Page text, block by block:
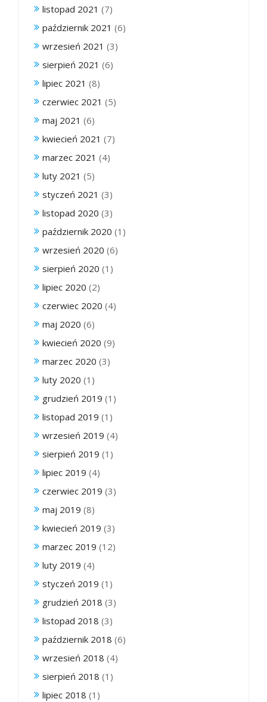
listopad 2021 (7)
październik 2021 (6)
wrzesień 2021 (3)
sierpień 2021 (6)
lipiec 2021 (8)
czerwiec 2021 (5)
maj 2021 (6)
kwiecień 2021 (7)
marzec 2021 (4)
luty 2021 (5)
styczeń 2021 (3)
listopad 2020 (3)
październik 2020 (1)
wrzesień 2020 (6)
sierpień 2020 (1)
lipiec 2020 (2)
czerwiec 2020 (4)
maj 2020 (6)
kwiecień 2020 (9)
marzec 2020 (3)
luty 2020 (1)
grudzień 2019 (1)
listopad 2019 (1)
wrzesień 2019 (4)
sierpień 2019 (1)
lipiec 2019 (4)
czerwiec 2019 (3)
maj 2019 (8)
kwiecień 2019 (3)
marzec 2019 (12)
luty 2019 (4)
styczeń 2019 (1)
grudzień 2018 (3)
listopad 2018 (3)
październik 2018 (6)
wrzesień 2018 (4)
sierpień 2018 (1)
lipiec 2018 (1)